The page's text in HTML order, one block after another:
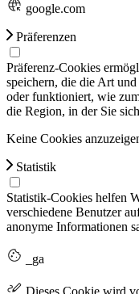
google.com
Präferenzen
Präferenz-Cookies
speichern, die die Art
oder funktioniert, wie
die Region, in der Sie
Keine Cookies
Statistik
Statistik-Cookies helfen
verschiedene Benutzer
anonyme Informationen
_ga
Dieses Cookie wird